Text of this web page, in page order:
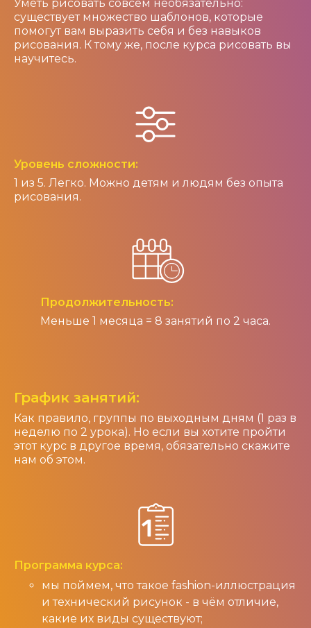
Уметь рисовать совсем необязательно:
существует множество шаблонов, которые
помогут вам выразить себя и без навыков
рисования. К тому же, после курса рисовать вы
научитесь.
Уровень сложности:
1 из 5. Легко. Можно детям и людям без опыта
рисования.
Продолжительность:
Меньше 1 месяца = 8 занятий по 2 часа.
График занятий:
Как правило, группы по выходным дням (1 раз в
неделю по 2 урока). Но если вы хотите пройти
этот курс в другое время, обязательно скажите
нам об этом.
Программа курса:
мы поймем, что такое fashion-иллюстрация
и технический рисунок - в чём отличие,
какие их виды существуют;